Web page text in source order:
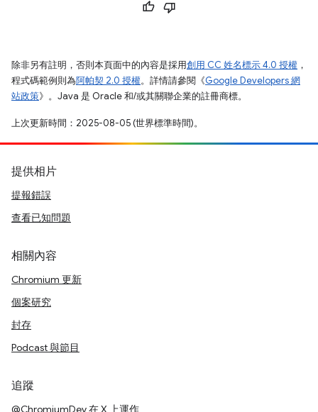
除非另有註明，否則本頁面中的內容是採用創用 CC 姓名標示 4.0 授權 ，
程式碼範例則為阿帕契 2.0 授權。詳情請參閱《Google Developers 網
站政策》。Java 是 Oracle 和/或其關聯企業的註冊商標。
上次更新時間：2025-08-05 (世界標準時間)。
提供相片
提報錯誤
查看已知問題
相關內容
Chromium 更新
個案研究
封存
Podcast 與節目
追蹤
@ChromiumDev 在 X 上運作